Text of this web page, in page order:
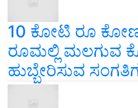
10 ಕೋಟಿ ರೂ
ರೂಮಲ್ಲಿ ಮಲಗುವ
ಹುಬ್ಬೇರಿಸುವ